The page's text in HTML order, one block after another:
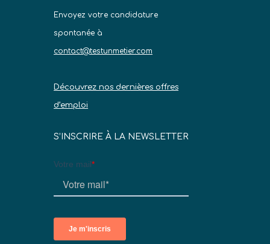
Envoyez votre candidature
spontanée à
contact@testunmetier.com
Découvrez nos dernières offres
d’emploi
S’INSCRIRE À LA NEWSLETTER